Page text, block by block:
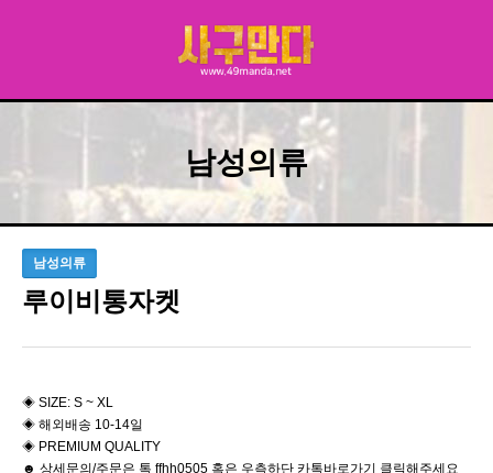
남성의류
남성의류
루이비통자켓
◈ SIZE: S ~ XL
◈ 해외배송 10-14일
◈ PREMIUM QUALITY
☻ 상세문의/주문은 톡 ffhh0505 혹은 우측하단 카톡바로가기 클릭해주세요